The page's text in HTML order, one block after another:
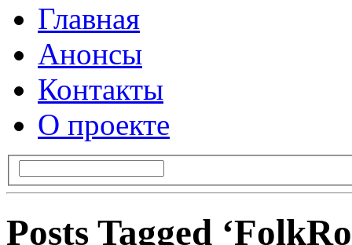
Главная
Анонсы
Контакты
О проекте
Posts Tagged